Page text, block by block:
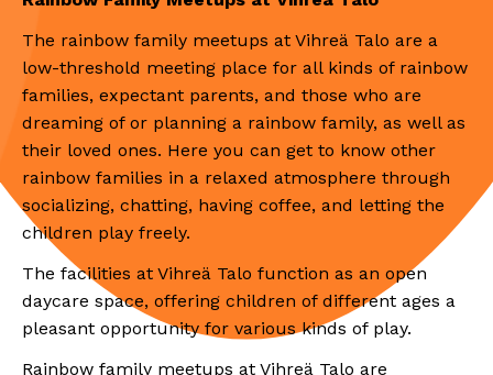
The rainbow family meetups at Vihreä Talo are a
low-threshold meeting place for all kinds of rainbow
families, expectant parents, and those who are
dreaming of or planning a rainbow family, as well as
their loved ones. Here you can get to know other
rainbow families in a relaxed atmosphere through
socializing, chatting, having coffee, and letting the
children play freely.
The facilities at Vihreä Talo function as an open
daycare space, offering children of different ages a
pleasant opportunity for various kinds of play.
Rainbow family meetups at Vihreä Talo are